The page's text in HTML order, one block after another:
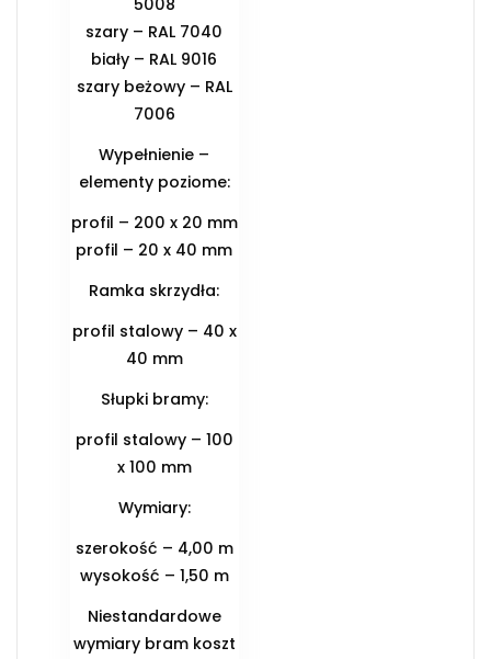
5008
szary – RAL 7040
biały – RAL 9016
szary beżowy – RAL
7006
Wypełnienie –
elementy poziome:
profil – 200 x 20 mm
profil – 20 x 40 mm
Ramka skrzydła:
profil stalowy – 40 x
40 mm
Słupki bramy:
profil stalowy – 100
x 100 mm
Wymiary:
szerokość – 4,00 m
wysokość – 1,50 m
Niestandardowe
wymiary bram koszt